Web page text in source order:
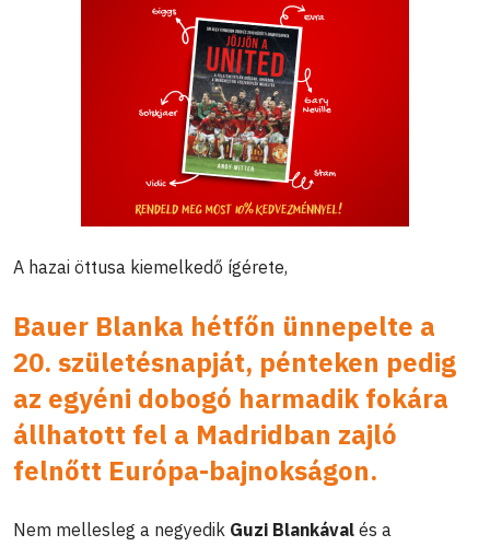
A hazai öttusa kiemelkedő ígérete,
Bauer Blanka hétfőn ünnepelte a
20. születésnapját, pénteken pedig
az egyéni dobogó harmadik fokára
állhatott fel a Madridban zajló
felnőtt Európa-bajnokságon.
Nem mellesleg a negyedik Guzi Blankával és a